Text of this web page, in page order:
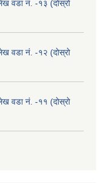
वडा नं. -१३ (दोस्रो
वडा नं. -१२ (दोस्रो
वडा नं. -११ (दोस्रो